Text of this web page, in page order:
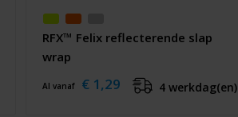
RFX™ Felix reflecterende slap
wrap
Al vanaf € 1,29 4 werkdag(en)